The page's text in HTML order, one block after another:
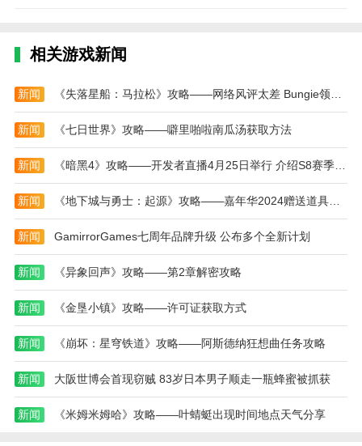
戏 ，欢迎大家记住本站网址，本站是您下载安卓手游
相关游戏新闻
新闻 《失落星船：马拉松》攻略——网络风评太差 Bungie领导层感到紧张
新闻 《七日世界》攻略——噼里啪啦南瓜汤获取方法
新闻 《暗黑4》攻略——开发者直播4月25日举行 介绍S8赛季详情
新闻 《地下城与勇士：起源》攻略——嘉年华2024赠送道具一览
新闻 GamirrorGames七周年品牌升级 公布多个全新计划
新闻 《异象回声》攻略——第2章解密攻略
新闻 《金垦小镇》攻略——许可证获取方式
新闻 《崩坏：星穹铁道》攻略——阿斯德纳狂想曲任务攻略
新闻 大阪世博会首现窃贼 83岁日本男子顺走一瓶蜂蜜被抓获
新闻 《米姆米姆哈》攻略——叶蜻蜓出现时间地点天气分享